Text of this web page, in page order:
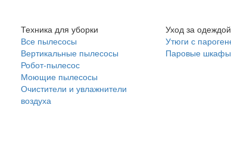
Техника для уборки
Все пылесосы
Вертикальные пылесосы
Робот-пылесос
Моющие пылесосы
Очистители и увлажнители
воздуха
Уход за одеждой
Утюги с
Паровые шкафы